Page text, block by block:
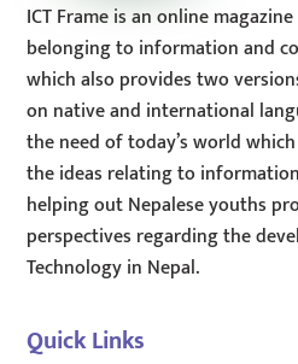
ICT Frame is an online
belonging to information and
which also provides two
on native and international
the need of today’s world
the ideas relating to
helping out Nepalese youths
perspectives regarding the
Technology in Nepal.
Quick Links